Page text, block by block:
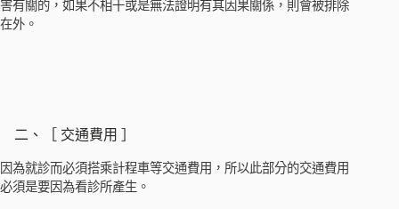
害有關的，如果不相干或是無法證明有其因果關係，則會被排除
在外。
二、［ 交通費用 ］
因為就診而必須搭乘計程車等交通費用，所以此部分的交通費用
必須是要因為看診所產生。